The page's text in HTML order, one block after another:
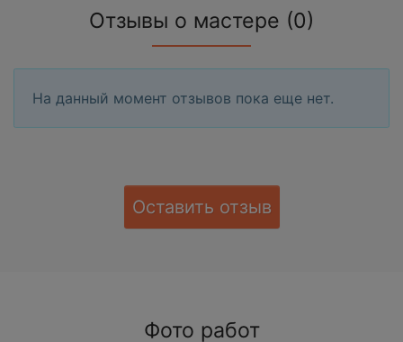
Отзывы о мастере (0)
На данный момент отзывов пока еще нет.
Оставить отзыв
Фото работ